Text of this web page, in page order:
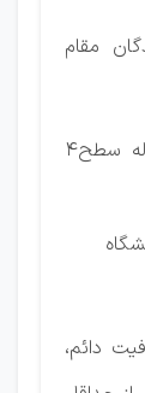
مقام
اتمام سطح3 و اشتغال به تدوین رساله سطح4
دائم،